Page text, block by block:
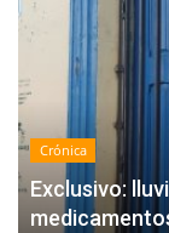
Crónica
Exclusivo: